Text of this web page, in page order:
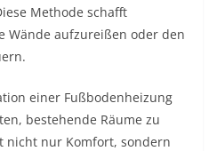
Methode schafft
Wände aufzureißen oder den
einer Fußbodenheizung
bestehende Räume zu
nicht nur Komfort, sondern